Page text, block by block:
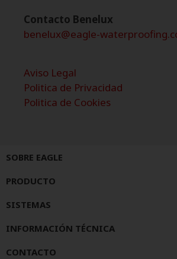
Contacto Benelux
benelux@eagle-
Aviso Legal
Politica de Privacidad
Politica de Cookies
SOBRE EAGLE
PRODUCTO
SISTEMAS
INFORMACIÓN TÉCNICA
CONTACTO